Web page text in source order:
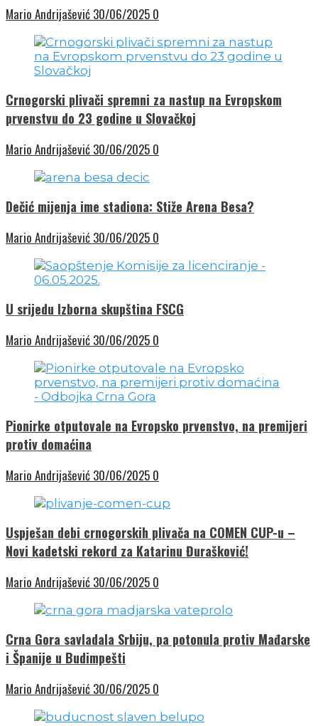
Mario Andrijašević 30/06/2025 0
Crnogorski plivači spremni za nastup na Evropskom
prvenstvu do 23 godine u Slovačkoj
Mario Andrijašević 30/06/2025 0
Dečić mijenja ime stadiona: Stiže Arena Besa?
Mario Andrijašević 30/06/2025 0
U srijedu Izborna skupština FSCG
Mario Andrijašević 30/06/2025 0
Pionirke otputovale na Evropsko prvenstvo, na premijeri
protiv domaćina
Mario Andrijašević 30/06/2025 0
Uspješan debi crnogorskih plivača na COMEN CUP-u –
Novi kadetski rekord za Katarinu Đurašković!
Mario Andrijašević 30/06/2025 0
Crna Gora savladala Srbiju, pa potonula protiv Mađarske
i Španije u Budimpešti
Mario Andrijašević 30/06/2025 0